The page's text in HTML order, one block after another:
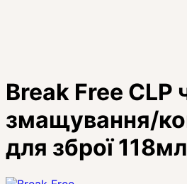
Break Free
змащування/
для зброї 118мл